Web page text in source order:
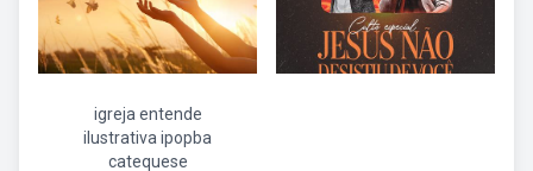
igreja entende
ilustrativa ipopba
catequese